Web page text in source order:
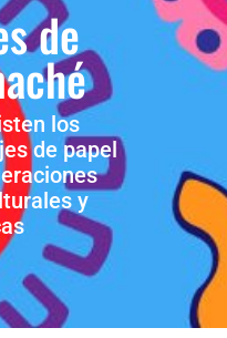
de
los
de papel
y